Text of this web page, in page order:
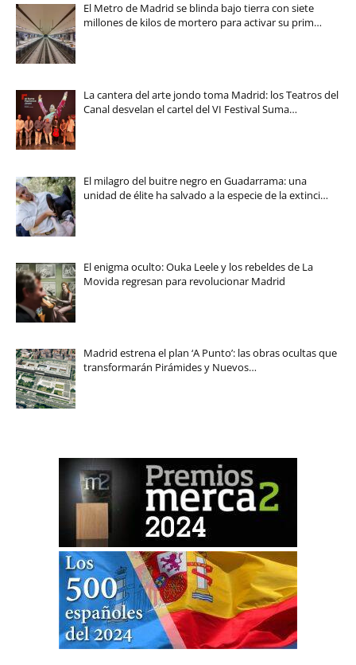
El Metro de Madrid se blinda bajo tierra con siete
millones de kilos de mortero para activar su prim…
La cantera del arte jondo toma Madrid: los Teatros del
Canal desvelan el cartel del VI Festival Suma…
El milagro del buitre negro en Guadarrama: una
unidad de élite ha salvado a la especie de la extinci…
El enigma oculto: Ouka Leele y los rebeldes de La
Movida regresan para revolucionar Madrid
Madrid estrena el plan ‘A Punto’: las obras ocultas que
transformarán Pirámides y Nuevos…